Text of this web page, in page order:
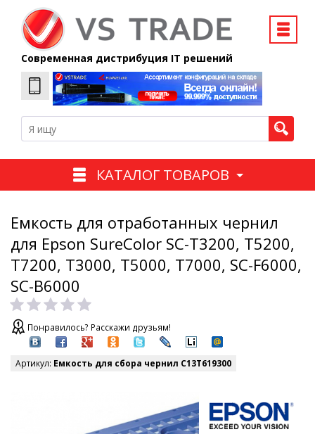
Современная дистрибуция IT решений
КАТАЛОГ ТОВАРОВ
Емкость для отработанных чернил
для Epson SureColor SC-T3200, T5200,
T7200, T3000, T5000, T7000, SC-F6000,
SC-B6000
Понравилось? Расскажи друзьям!
Артикул: Емкость для сбора чернил C13T619300